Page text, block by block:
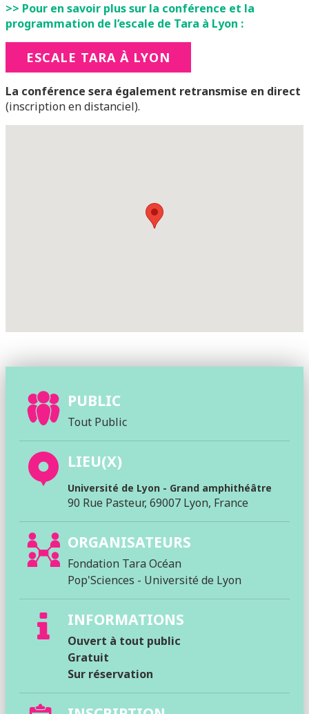
>> Pour en savoir plus sur la conférence et la
programmation de l’escale de Tara à Lyon :
ESCALE TARA À LYON
La conférence sera également retransmise en direct
(inscription en distanciel).
PUBLIC
Tout Public
LIEU(X)
Université de Lyon - Grand amphithéâtre
90 Rue Pasteur, 69007 Lyon, France
ORGANISATEURS
Fondation Tara Océan
Pop'Sciences - Université de Lyon
INFORMATIONS
Ouvert à tout public
Gratuit
Sur réservation